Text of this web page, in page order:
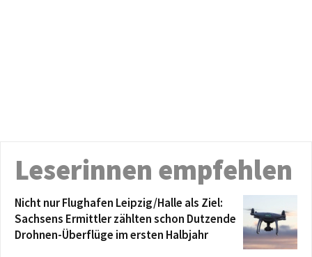
Leserinnen empfehlen
Nicht nur Flughafen Leipzig/Halle als Ziel:
Sachsens Ermittler zählten schon Dutzende
Drohnen-Überflüge im ersten Halbjahr